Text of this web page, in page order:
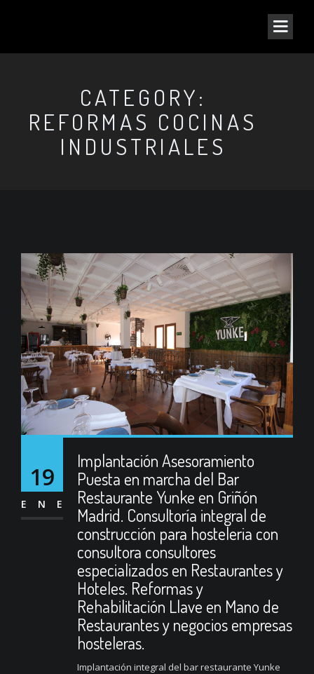
CATEGORY:
REFORMAS COCINAS
INDUSTRIALES
19
ENE
Implantación Asesoramiento
Puesta en marcha del Bar
Restaurante Yunke en Griñón
Madrid. Consultoría integral de
construcción para hosteleria con
consultora consultores
especializados en Restaurantes y
Hoteles. Reformas y
Rehabilitación Llave en Mano de
Restaurantes y negocios empresas
hosteleras.
Implantación integral del bar restaurante Yunke